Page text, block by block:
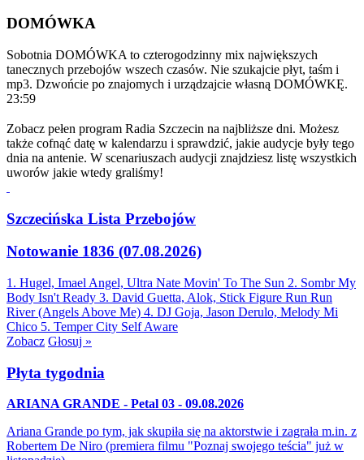
DOMÓWKA
Sobotnia DOMÓWKA to czterogodzinny mix największych
tanecznych przebojów wszech czasów. Nie szukajcie płyt, taśm i
mp3. Dzwońcie po znajomych i urządzajcie własną DOMÓWKĘ.
23:59
Zobacz pełen program Radia Szczecin na najbliższe dni. Możesz
także cofnąć datę w kalendarzu i sprawdzić, jakie audycje były tego
dnia na antenie. W scenariuszach audycji znajdziesz listę wszystkich
uworów jakie wtedy graliśmy!
Szczecińska Lista Przebojów
Notowanie 1836 (07.08.2026)
1. Hugel, Imael Angel, Ultra Nate Movin' To The Sun 2. Sombr My
Body Isn't Ready 3. David Guetta, Alok, Stick Figure Run Run
River (Angels Above Me) 4. DJ Goja, Jason Derulo, Melody Mi
Chico 5. Temper City Self Aware
Zobacz Głosuj »
Płyta tygodnia
ARIANA GRANDE - Petal 03 - 09.08.2026
Ariana Grande po tym, jak skupiła się na aktorstwie i zagrała m.in. z
Robertem De Niro (premiera filmu "Poznaj swojego teścia" już w